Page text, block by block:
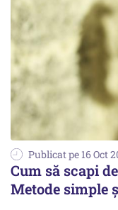
Publicat pe 16 Oct
Cum să scapi
Metode simple